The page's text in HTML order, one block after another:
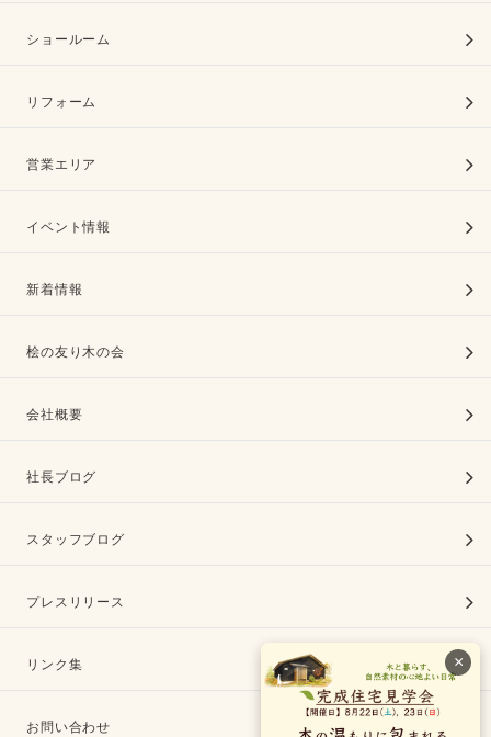
×
ショールーム
リフォーム
営業エリア
イベント情報
新着情報
桧の友り木の会
会社概要
社長ブログ
スタッフブログ
プレスリリース
リンク集
お問い合わせ